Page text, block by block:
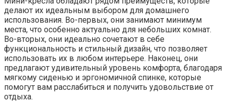
делают их идеальным выбором для домашнего
использования. Во-первых, они занимают минимум
места, что особенно актуально для небольших комнат.
Во-вторых, они идеально сочетают в себе
функциональность и стильный дизайн, что позволяет
использовать их в любом интерьере. Наконец, они
предлагают удивительный уровень комфорта, благодаря
мягкому сиденью и эргономичной спинке, которые
помогут вам расслабиться и получить удовольствие от
отдыха.